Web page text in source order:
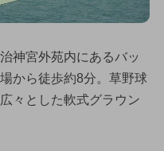
神宮外苑内にあるバッ
から徒歩約8分。草野球
々とした軟式グラウン